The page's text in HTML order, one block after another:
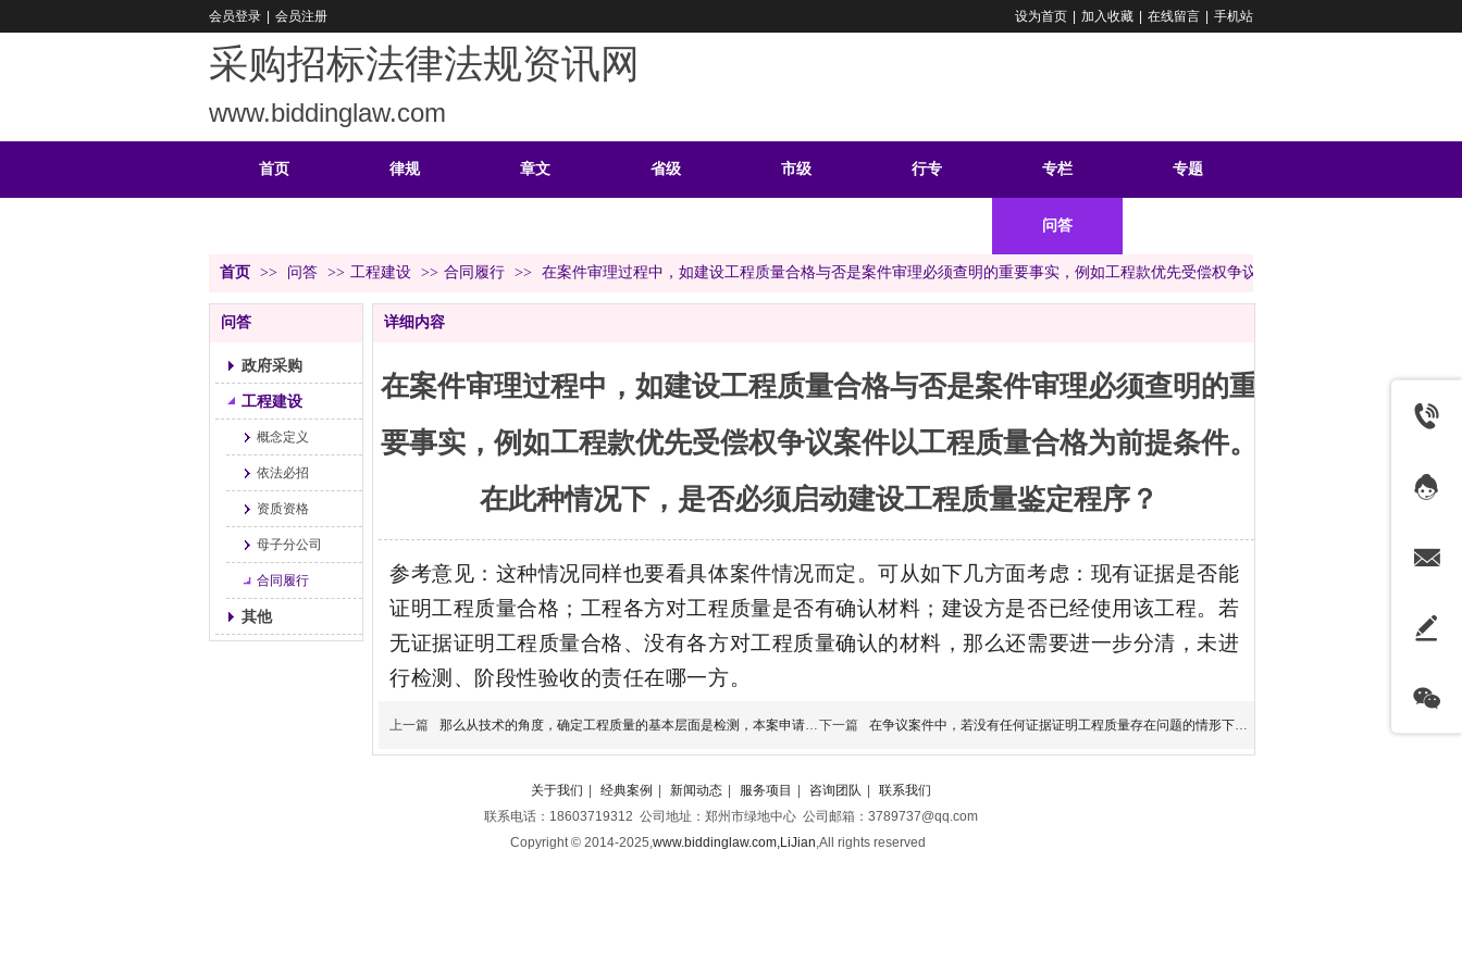
采购招标法律法规资讯网
www.biddinglaw.com
会员登录 会员注册 设为首页 加入收藏 在线留言 手机站
首页 律规 章文 省级 市级 行专 专栏 专题
问答
首页 >> 问答 >> 工程建设 >> 合同履行 >> 在案件审理过程中，如建设工程质量合格与否是案件审理必须查明的重要事实，例如工程款优先受偿权争议案件以工程质量合格为前提
问答
政府采购
工程建设
概念定义
依法必招
资质资格
母子分公司
合同履行
其他
详细内容
在案件审理过程中，如建设工程质量合格与否是案件审理必须查明的重
要事实，例如工程款优先受偿权争议案件以工程质量合格为前提条件。
在此种情况下，是否必须启动建设工程质量鉴定程序？
参考意见：这种情况同样也要看具体案件情况而定。可从如下几方面考虑：现有证据是否能
证明工程质量合格；工程各方对工程质量是否有确认材料；建设方是否已经使用该工程。若
无证据证明工程质量合格、没有各方对工程质量确认的材料，那么还需要进一步分清，未进
行检测、阶段性验收的责任在哪一方。
上一篇 那么从技术的角度，确定工程质量的基本层面是检测，本案申请人申 下一篇 在争议案件中，若没有任何证据证明工程质量存在问题的情形下，发
关于我们 经典案例 新闻动态 服务项目 咨询团队
联系我们
联系电话：18603719312 公司地址：郑州市绿地中心 公司邮箱：3789737@qq.com
Copyright © 2014-2025,www.biddinglaw.com,LiJian,All rights reserved